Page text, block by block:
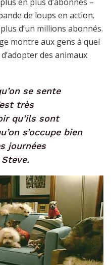
de loups en action.
d’un millions abonnés.
montre aux gens à quel
des animaux
se sente
très
qu’ils sont
s’occupe bien
journées